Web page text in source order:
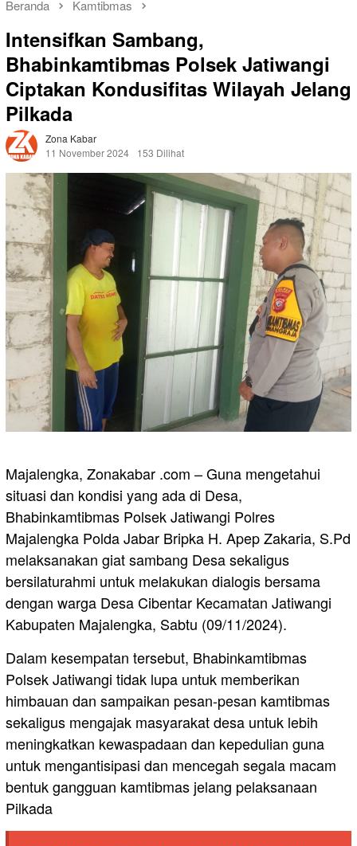
Beranda Kamtibmas
Intensifkan Sambang,
Bhabinkamtibmas Polsek Jatiwangi
Ciptakan Kondusifitas Wilayah Jelang
Pilkada
Zona Kabar
11 November 2024
153 Dilihat
Majalengka, Zonakabar .com – Guna mengetahui
situasi dan kondisi yang ada di Desa,
Bhabinkamtibmas Polsek Jatiwangi Polres
Majalengka Polda Jabar Bripka H. Apep Zakaria, S.Pd
melaksanakan giat sambang Desa sekaligus
bersilaturahmi untuk melakukan dialogis bersama
dengan warga Desa Cibentar Kecamatan Jatiwangi
Kabupaten Majalengka, Sabtu (09/11/2024).
Dalam kesempatan tersebut, Bhabinkamtibmas
Polsek Jatiwangi tidak lupa untuk memberikan
himbauan dan sampaikan pesan-pesan kamtibmas
sekaligus mengajak masyarakat desa untuk lebih
meningkatkan kewaspadaan dan kepedulian guna
untuk mengantisipasi dan mencegah segala macam
bentuk gangguan kamtibmas jelang pelaksanaan
Pilkada